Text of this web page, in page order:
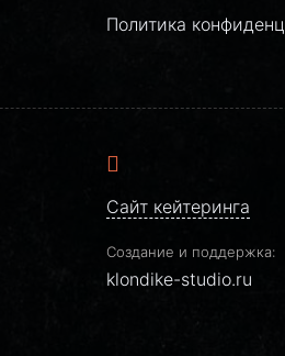
Политика
Сайт кейтеринга
Создание и поддержка:
klondike-studio.ru